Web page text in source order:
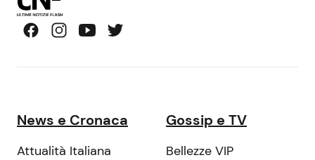
News e Cronaca
Attualità Italiana
Gossip e TV
Bellezze VIP